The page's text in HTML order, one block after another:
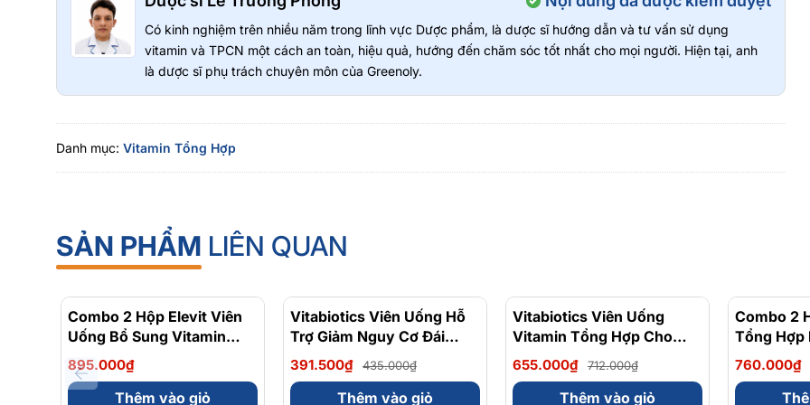
Có kinh nghiệm trên nhiều năm trong lĩnh vực Dược phẩm, là dược sĩ hướng dẫn và tư vấn sử dụng
vitamin và TPCN một cách an toàn, hiệu quả, hướng đến chăm sóc tốt nhất cho mọi người. Hiện tại, anh
là dược sĩ phụ trách chuyên môn của Greenoly.
Danh mục: Vitamin Tổng Hợp
SẢN PHẨM LIÊN QUAN
Combo 2 Hộp Elevit Viên
Uống Bổ Sung Vitamin
Tổng Hợp Mẹ Bầu Cho Bé
Ti Breastfeeding 30 Viên
895.000₫
Thêm vào giỏ
- 10%
Vitabiotics Viên Uống Hỗ
Trợ Giảm Nguy Cơ Đái
Tháo Đường Diabetone
Original Hộp 30 viên
391.500₫ 435.000₫
Thêm vào giỏ
Vitabiotics Viên Uống
Vitamin Tổng Hợp Cho
Phụ Nữ Sau Sinh
Pregnacare Breast-feeding
No1 Hộp 84 Viên - Chính
655.000₫ 712.000₫
Thêm vào giỏ
Combo 2
Tổng Hợp
Complete
760.000₫